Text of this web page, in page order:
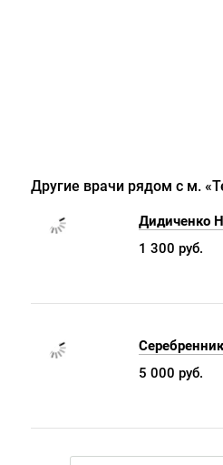
Другие врачи рядом с м.
Дидиченко
1 300 руб.
5 000 руб.